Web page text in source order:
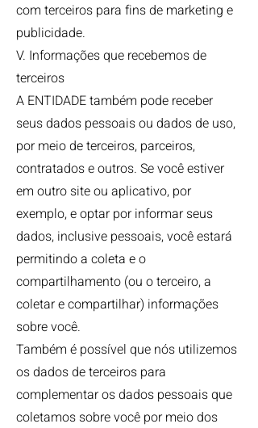
com terceiros para fins de marketing e
publicidade.
V. Informações que recebemos de
terceiros
A ENTIDADE também pode receber
seus dados pessoais ou dados de uso,
por meio de terceiros, parceiros,
contratados e outros. Se você estiver
em outro site ou aplicativo, por
exemplo, e optar por informar seus
dados, inclusive pessoais, você estará
permitindo a coleta e o
compartilhamento (ou o terceiro, a
coletar e compartilhar) informações
sobre você.
Também é possível que nós utilizemos
os dados de terceiros para
complementar os dados pessoais que
coletamos sobre você por meio dos